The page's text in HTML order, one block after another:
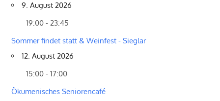
9. August 2026
19:00 - 23:45
Sommer findet statt & Weinfest - Sieglar
12. August 2026
15:00 - 17:00
Ökumenisches Seniorencafé